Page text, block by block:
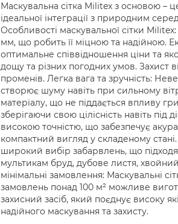
Маскувальна сітка Militex з основою –
ідеальної інтеграції з природним
Особливості маскувальної сітки
мм, що робить її міцною та надійною.
оптимальне співвідношення ціни та
дощу та різних погодних умов. Захист
променів. Легка вага та зручність:
створює шуму навіть при сильному
матеріалу, що не піддається впливу
зберігаючи свою цілісність навіть
високою точністю, що забезпечує
компактний вигляд у складеному
широкий вибір забарвлень, що
мультикам бруд, дубове листя,
мінімальні замовлення: Маскувальні
замовлень понад 100 м² можливе
захисний засіб, який поєднує високу
надійного маскування та захисту.